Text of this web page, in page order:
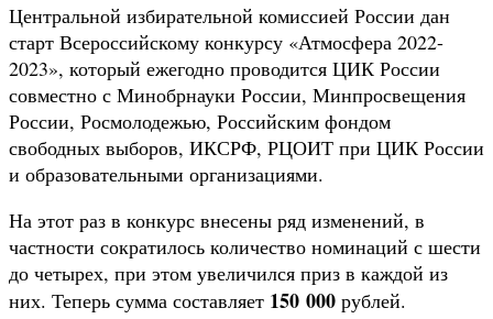
Центральной избирательной комиссией России дан
старт Всероссийскому конкурсу «Атмосфера 2022-
2023», который ежегодно проводится ЦИК России
совместно с Минобрнауки России, Минпросвещения
России, Росмолодежью, Российским фондом
свободных выборов, ИКСРФ, РЦОИТ при ЦИК России
и образовательными организациями.
На этот раз в конкурс внесены ряд изменений, в
частности сократилось количество номинаций с шести
до четырех, при этом увеличился приз в каждой из
них. Теперь сумма составляет 150 000 рублей.